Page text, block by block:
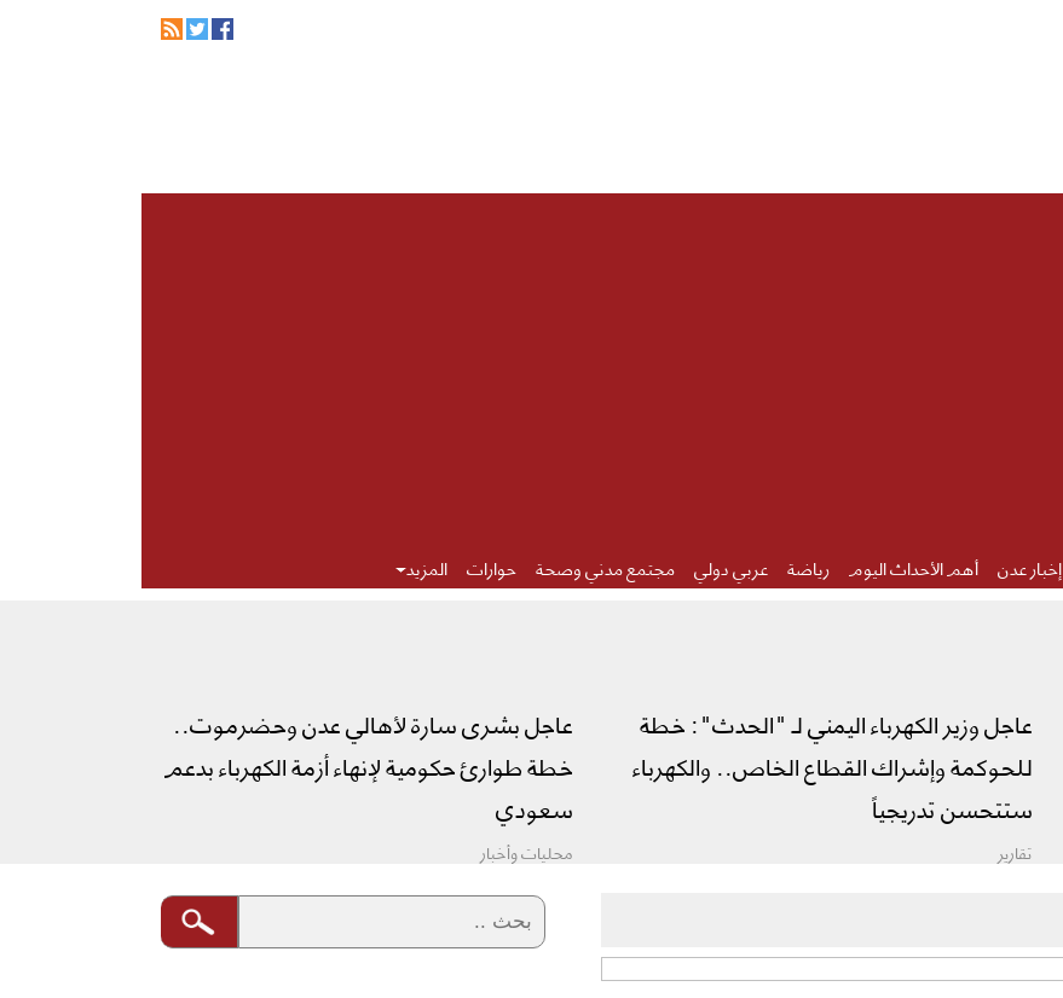
إخبار عدن أهم الأحداث اليوم رياضة عربي دولي مجتمع مدني وصحة حوارات المزيد
عاجل وزير الكهرباء اليمني لـ "الحدث": خطة
للحوكمة وإشراك القطاع الخاص.. والكهرباء
ستتحسن تدريجياً
تقارير
عاجل بشرى سارة لأهالي عدن وحضرموت..
خطة طوارئ حكومية لإنهاء أزمة الكهرباء بدعم
سعودي
محليات وأخبار